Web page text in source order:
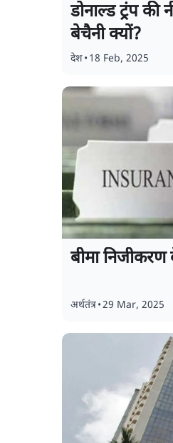
डोनाल्ड ट्रंप की
बेचैनी क्यों?
देश• 18 Feb, 2025
बीमा
अर्थतंत्र•29 Mar, 2025